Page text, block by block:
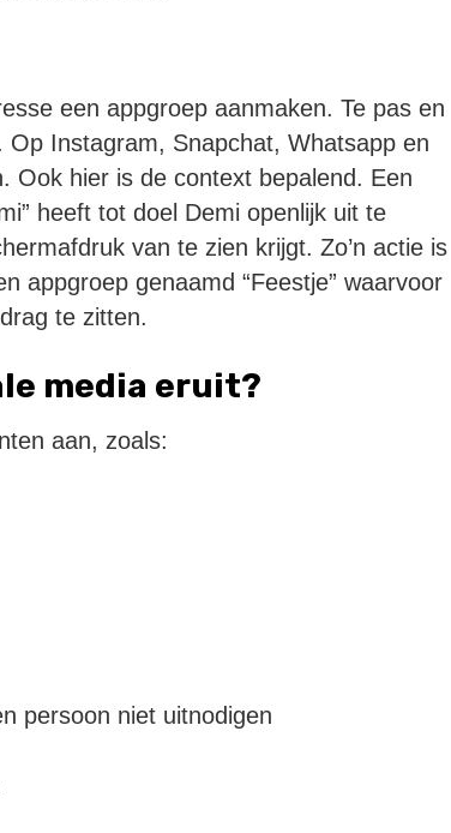
een appgroep aanmaken. Te pas en
Instagram, Snapchat, Whatsapp en
Ook hier is de context bepalend. Een
heeft tot doel Demi openlijk uit te
van te zien krijgt. Zo’n actie is
appgroep genaamd “Feestje” waarvoor
te zitten.
media eruit?
aan, zoals:
persoon niet uitnodigen